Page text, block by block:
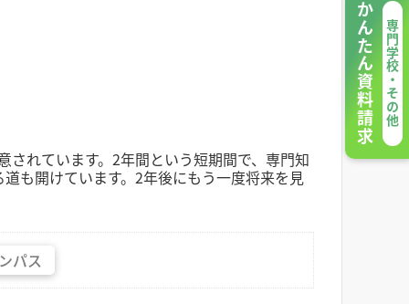
れています。2年間という短期間で、専門知
も開けています。2年後にもう一度将来を見
パス
専門学校・その他
かんたん資料請求